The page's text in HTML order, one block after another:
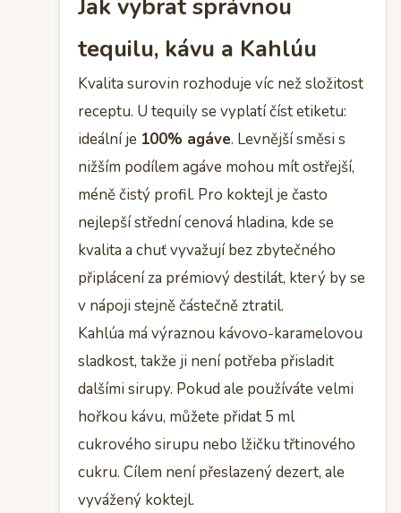
Jak vybrat správnou
tequilu, kávu a Kahlúu
Kvalita surovin rozhoduje víc než složitost
receptu. U tequily se vyplatí číst etiketu:
ideální je 100% agáve. Levnější směsi s
nižším podílem agáve mohou mít ostřejší,
méně čistý profil. Pro koktejl je často
nejlepší střední cenová hladina, kde se
kvalita a chuť vyvažují bez zbytečného
připlácení za prémiový destilát, který by se
v nápoji stejně částečně ztratil.
Kahlúa má výraznou kávovo-karamelovou
sladkost, takže ji není potřeba přisladit
dalšími sirupy. Pokud ale používáte velmi
hořkou kávu, můžete přidat 5 ml
cukrového sirupu nebo lžičku třtinového
cukru. Cílem není přeslazený dezert, ale
vyvážený koktejl.